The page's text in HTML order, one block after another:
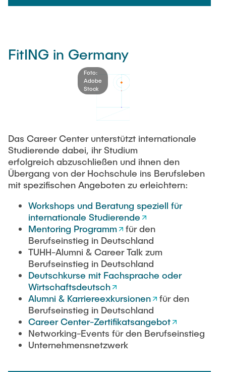
FitING in Germany
Foto:
Adobe
Stock
Das Career Center unterstützt internationale
Studierende dabei, ihr Studium
erfolgreich abzuschließen und ihnen den
Übergang von der Hochschule ins Berufsleben
mit spezifischen Angeboten zu erleichtern:
Workshops und Beratung speziell für
internationale Studierende
Mentoring Programm
für den
Berufseinstieg in Deutschland
TUHH-Alumni & Career Talk zum
Berufseinstieg in Deutschland
Deutschkurse mit Fachsprache oder
Wirtschaftsdeutsch
Alumni & Karriereexkursionen
für den
Berufseinstieg in Deutschland
Career Center-Zertifikatsangebot
Networking-Events für den Berufseinstieg
Unternehmensnetzwerk